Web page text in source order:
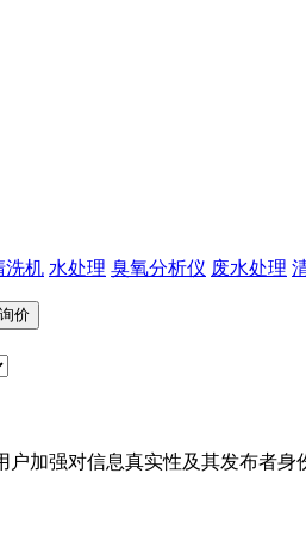
洗机 水处理 臭氧分析仪 废水处理
户加强对信息真实性及其发布者身